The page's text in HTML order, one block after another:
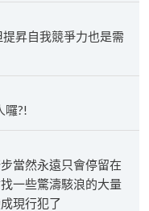
昇自我競爭力也是需
囉?!
當然永遠只會停留在
一些驚濤駭浪的大量
現行犯了